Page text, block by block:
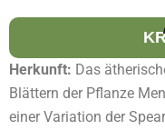
Herkunft: Das
Blättern der Pflanze
einer Variation der